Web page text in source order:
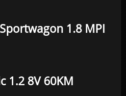
1.8 MPI
1.2 8V 60KM